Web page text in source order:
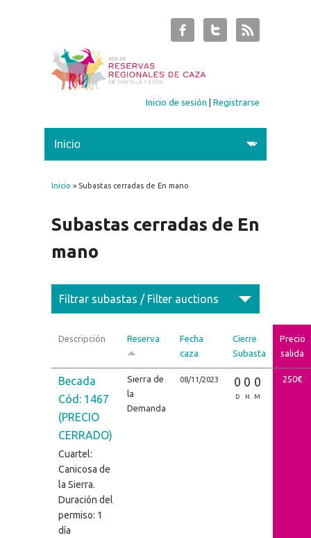
Inicio de sesión |Registrarse
Se encuentra usted aquí
Inicio » Subastas cerradas de En mano
Subastas cerradas de En
mano
Filtrar subastas / Filter auctions
Descripción Reserva
Fecha
caza
Cierre
Subasta
Precio
salida
Becada
Cód: 1467
(PRECIO
CERRADO)
Cuartel:
Canicosa de
la Sierra.
Duración del
permiso: 1
día
Sierra de
la
Demanda
08/11/2023 0
D
0
H
0
M
250€